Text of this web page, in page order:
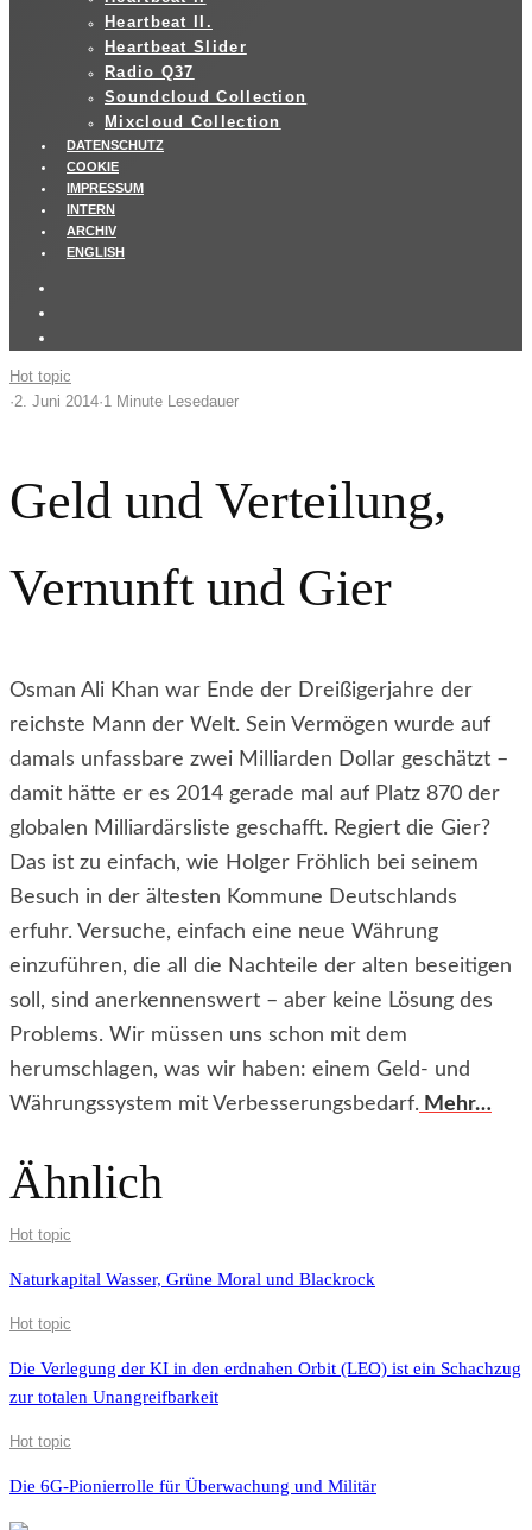
Heartbeat II.
Heartbeat Slider
Radio Q37
Soundcloud Collection
Mixcloud Collection
DATENSCHUTZ
COOKIE
IMPRESSUM
INTERN
ARCHIV
ENGLISH
Hot topic
·2. Juni 2014·1 Minute Lesedauer
Geld und Verteilung,
Vernunft und Gier
Osman Ali Khan war Ende der Dreißigerjahre der
reichste Mann der Welt. Sein Vermögen wurde auf
damals unfassbare zwei Milliarden Dollar geschätzt –
damit hätte er es 2014 gerade mal auf Platz 870 der
globalen Milliardärsliste geschafft. Regiert die Gier?
Das ist zu einfach, wie Holger Fröhlich bei seinem
Besuch in der ältesten Kommune Deutschlands
erfuhr. Versuche, einfach eine neue Währung
einzuführen, die all die Nachteile der alten beseitigen
soll, sind anerkennenswert – aber keine Lösung des
Problems. Wir müssen uns schon mit dem
herumschlagen, was wir haben: einem Geld- und
Währungssystem mit Verbesserungsbedarf. Mehr…
Ähnlich
Hot topic
Naturkapital Wasser, Grüne Moral und Blackrock
Hot topic
Die Verlegung der KI in den erdnahen Orbit (LEO) ist ein Schachzug
zur totalen Unangreifbarkeit
Hot topic
Die 6G-Pionierrolle für Überwachung und Militär